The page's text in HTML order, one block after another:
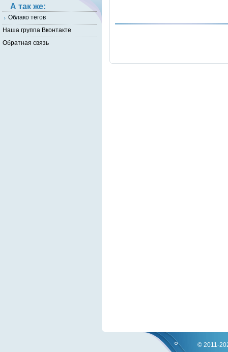
А так же:
Облако тегов
Наша группа Вконтакте
Обратная связь
© 2011-